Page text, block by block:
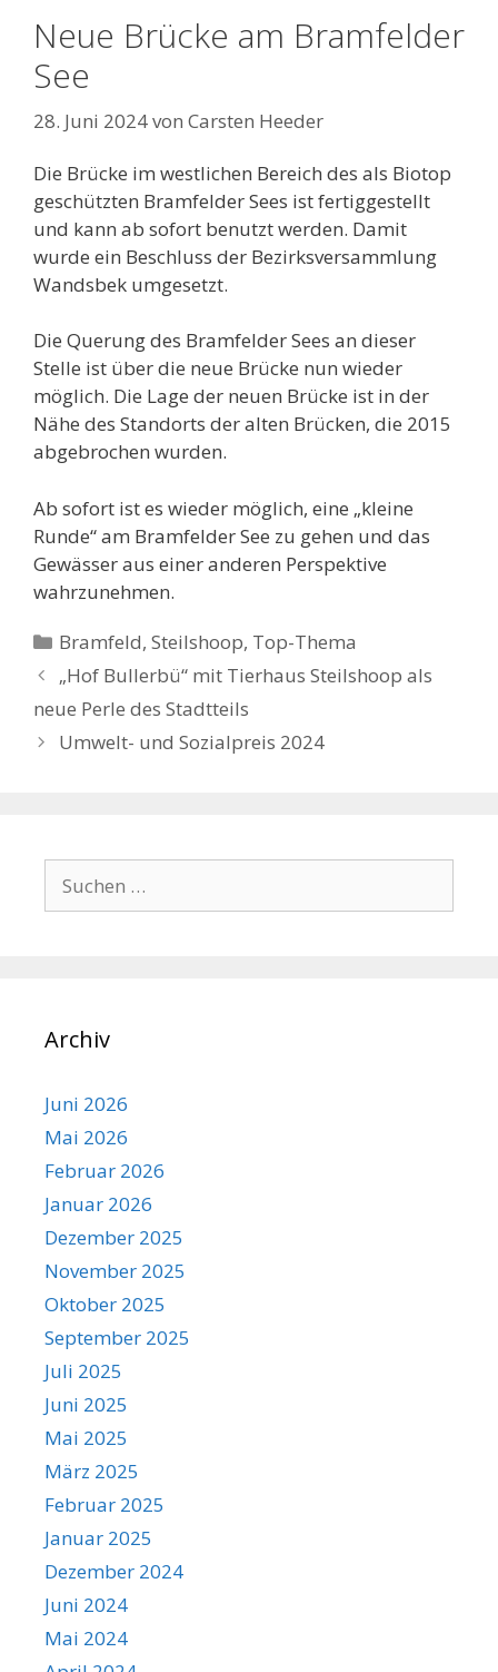
Neue Brücke am Bramfelder
See
28. Juni 2024von Carsten Heeder
Die Brücke im westlichen Bereich des als Biotop
geschützten Bramfelder Sees ist fertiggestellt
und kann ab sofort benutzt werden. Damit
wurde ein Beschluss der Bezirksversammlung
Wandsbek umgesetzt.
Die Querung des Bramfelder Sees an dieser
Stelle ist über die neue Brücke nun wieder
möglich. Die Lage der neuen Brücke ist in der
Nähe des Standorts der alten Brücken, die 2015
abgebrochen wurden.
Ab sofort ist es wieder möglich, eine „kleine
Runde“ am Bramfelder See zu gehen und das
Gewässer aus einer anderen Perspektive
wahrzunehmen.
Kategorien
Bramfeld,Steilshoop, Top-Thema
„Hof Bullerbü“ mit Tierhaus Steilshoop als
neue Perle des Stadtteils
Umwelt- und Sozialpreis 2024
nach:
Archiv
Juni 2026
Mai 2026
Februar 2026
Januar 2026
Dezember 2025
November 2025
Oktober 2025
September 2025
Juli 2025
Juni 2025
Mai 2025
März 2025
Februar 2025
Januar 2025
Dezember 2024
Juni 2024
Mai 2024